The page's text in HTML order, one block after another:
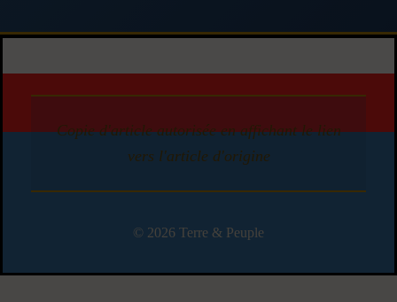
Copie d'article autorisée en affichant le lien
vers l'article d'origine
© 2026 Terre & Peuple